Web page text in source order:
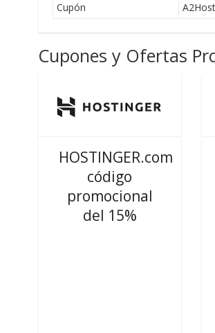
Cupón
Cupones y Ofertas
HOSTINGER.com
código
promocional
del 15%